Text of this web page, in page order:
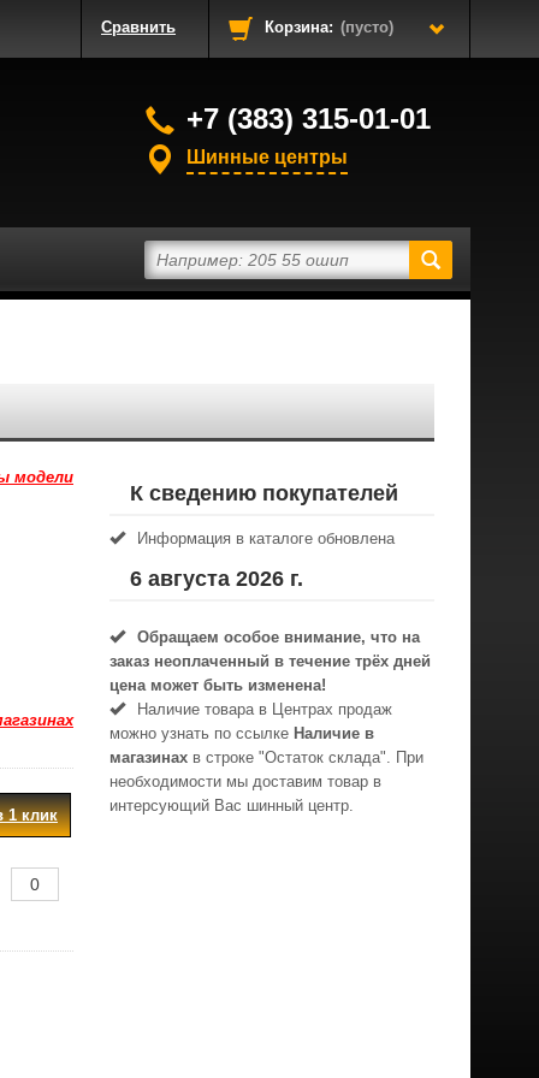
Сравнить Корзина: (пусто)
+7 (383) 315-01-01
Шинные центры
модели
1 клик
К сведению покупателей
Информация в каталоге обновлена
6 августа 2026 г.
Обращаем особое внимание, что на
заказ неоплаченный в течениe трёх дней
цена может быть изменена!
Наличие товара в Центрах продаж
можно узнать по ссылке Наличие в
магазинах в строке "Остаток склада". При
необходимости мы доставим товар в
интерсующий Вас шинный центр.